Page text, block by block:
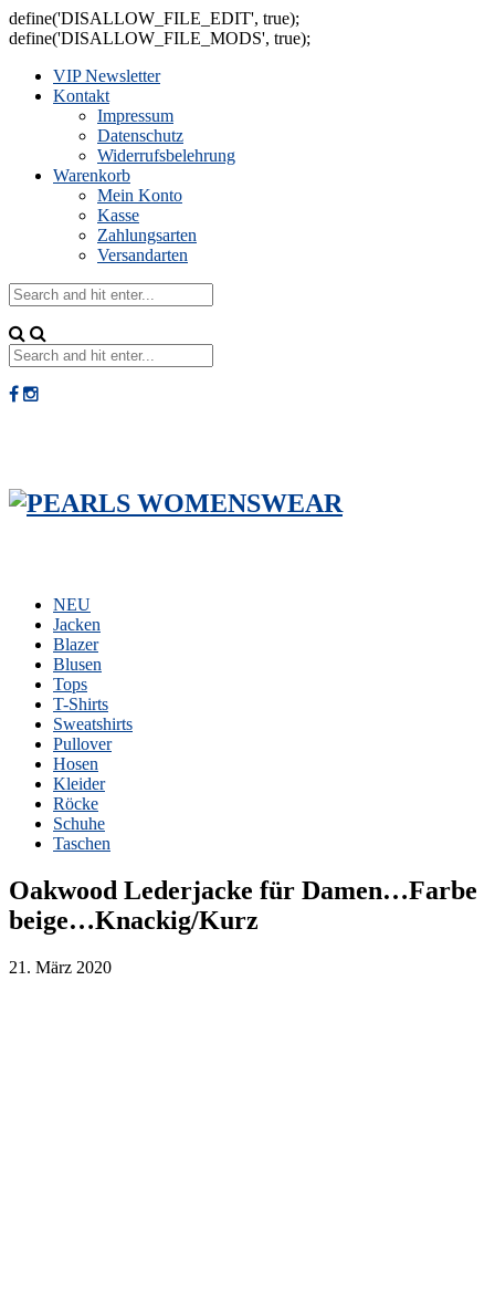
define('DISALLOW_FILE_EDIT', true);
define('DISALLOW_FILE_MODS', true);
VIP Newsletter
Kontakt
Impressum
Datenschutz
Widerrufsbelehrung
Warenkorb
Mein Konto
Kasse
Zahlungsarten
Versandarten
NEU
Jacken
Blazer
Blusen
Tops
T-Shirts
Sweatshirts
Pullover
Hosen
Kleider
Röcke
Schuhe
Taschen
Oakwood Lederjacke für Damen…Farbe
beige…Knackig/Kurz
21. März 2020